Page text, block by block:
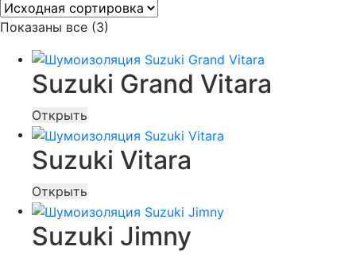
Показаны все (3)
Suzuki Grand Vitara
Открыть
Suzuki Vitara
Открыть
Suzuki Jimny